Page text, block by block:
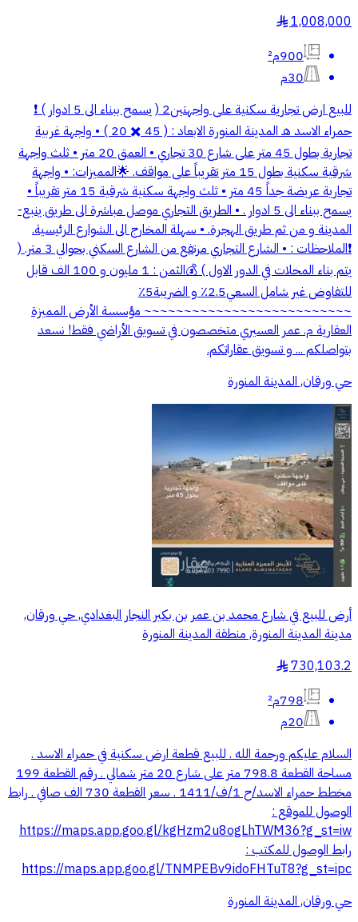
1,008,000
§
900م²
30م
للبيع ارض تجارية سكنية على واجهتين2 ( يسمح ببناء الى 5 ادوار ) ❗️
حمراء الاسد هـ المدينة المنورة الابعاد : ( 45 ✖️ 20 ) • واجهة غربية
تجارية بطول 45 متر على شارع 30 تجاري • العمق 20 متر • ثلث واجهة
شرقية سكنية بطول 15 متر تقريباً على مواقف. 🌟المميزات: • واجهة
تجارية عريضة جداً 45 متر • ثلث واجهة سكنية شرقية 15 متر تقريباً •
يسمح ببناء الى 5 ادوار . • الطريق التجاري موصل مباشرة الى طريق ينبع-
المدينة و من ثم طريق الهجرة. • سهلة المخارج الى الشوارع الرئيسية.
❗️الملاحظات : • الشارع التجاري مرتفع من الشارع السكني بحوالي 3 متر. (
يتم بناء المحلات في الدور الاول ) 💰الثمن : 1 مليون و 100 الف قابل
للتفاوض غير شامل السعي2.5٪ و الضريبة5٪
~~~~~~~~~~~~~~~~~~~~~~~~~~ مؤسسة الأرض المميزة
العقارية م. عمر العسيري متخصصون في تسويق الأراضي فقط! نسعد
بتواصلكم ... و تسويق عقاراتكم.
حي ورقان, المدينة المنورة
أرض للبيع في شارع محمد بن عمر بن بكير النجار البغدادي, حي ورقان,
مدينة المدينة المنورة, منطقة المدينة المنورة
730,103.2
§
798م²
20م
السلام عليكم ورحمة الله . للبيع قطعة ارض سكنية في حمراء الاسد .
مساحة القطعة 798.8 متر على شارع 20 متر شمالي . رقم القطعة 199
مخطط حمراء الاسد/ح 1/ف/1411 . سعر القطعة 730 الف صافي . رابط
الوصول للموقع :
https://maps.app.goo.gl/kgHzm2u8ogLhTWM36?g_st=iw
رابط الوصول للمكتب :
https://maps.app.goo.gl/TNMPEBv9idoFHTuT8?g_st=ipc
حي ورقان, المدينة المنورة